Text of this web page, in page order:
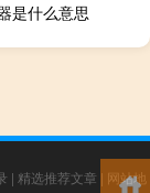
是什么意思
| 精选推荐文章 | 网站地